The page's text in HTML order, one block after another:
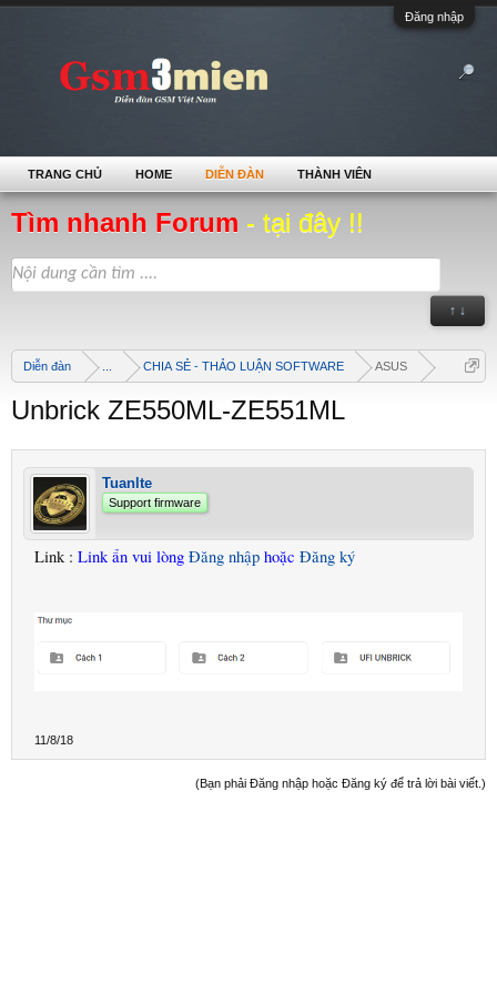
Đăng nhập
Tìm nhanh Forum - tại đây !!
↑ ↓
Diễn đàn CHIA SẺ - THẢO LUẬN SOFTWARE ASUS
Unbrick ZE550ML-ZE551ML
Tuanlte
Support firmware
Link : Link ẩn vui lòng Đăng nhập hoặc Đăng ký
11/8/18
(Bạn phải Đăng nhập hoặc Đăng ký để trả lời bài viết.)
TRANG CHỦ HOME DIỄN ĐÀN THÀNH VIÊN